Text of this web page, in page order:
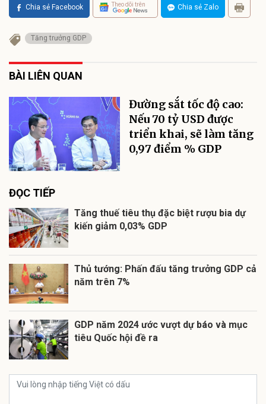
Chia sẻ Facebook Theo dõi trên Chia sẻ Zalo
Tăng trưởng GDP
BÀI LIÊN QUAN
Đường sắt tốc độ cao:
Nếu 70 tỷ USD được
triển khai, sẽ làm tăng
0,97 điểm % GDP
ĐỌC TIẾP
Tăng thuế tiêu thụ đặc biệt rượu bia dự
kiến giảm 0,03% GDP
Thủ tướng: Phấn đấu tăng trưởng GDP cả
năm trên 7%
GDP năm 2024 ước vượt dự báo và mục
tiêu Quốc hội đề ra